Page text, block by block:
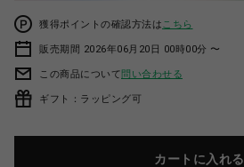
獲得ポイントの確認方法は こちら
販売期間 2026年06月20日 00時00分 〜
この商品について問い合わせる
ギフト：ラッピング可
カートに入れる